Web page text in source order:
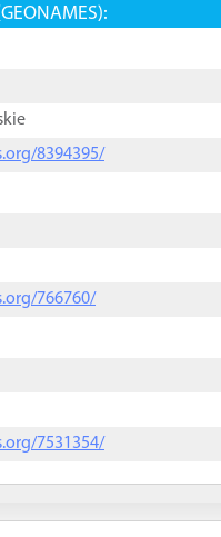
8394395/
766760/
7531354/